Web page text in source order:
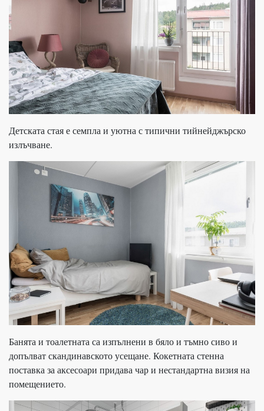
Детската стая е семпла и уютна с типични тийнейджърско
излъчване.
Банята и тоалетната са изпълнени в бяло и тъмно сиво и
допълват скандинавското усещане. Кокетната стенна
поставка за аксесоари придава чар и нестандартна визия на
помещението.